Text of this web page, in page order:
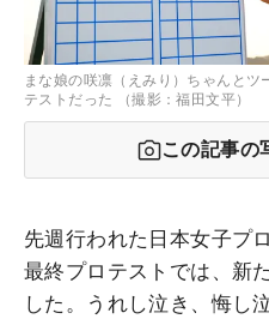
まな娘の咲凛（えみり）ちゃんとツ
テストだった （撮影：福田文平）
この記事の
先週行われた日本女子プ
最終プロテストでは、新
した。うれし泣き、悔し